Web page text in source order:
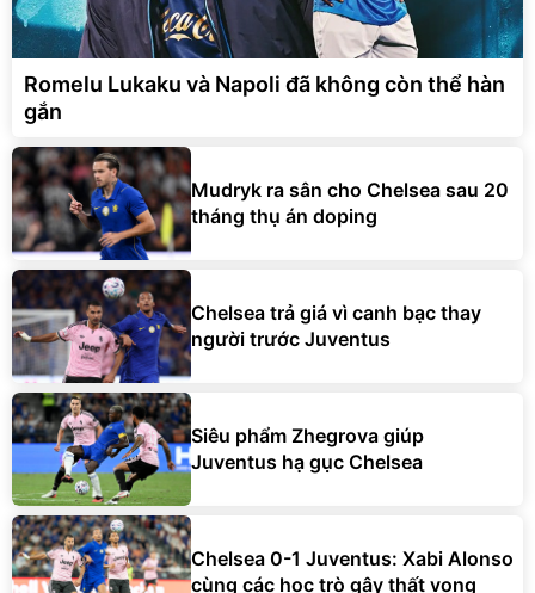
Romelu Lukaku và Napoli đã không còn thể hàn
gắn
Mudryk ra sân cho Chelsea sau 20
tháng thụ án doping
Chelsea trả giá vì canh bạc thay
người trước Juventus
Siêu phẩm Zhegrova giúp
Juventus hạ gục Chelsea
Chelsea 0-1 Juventus: Xabi Alonso
cùng các học trò gây thất vọng